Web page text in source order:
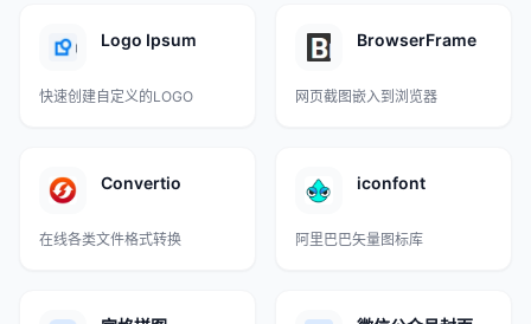
Logo Ipsum
快速创建自定义的LOGO
BrowserFrame
网页截图嵌入到浏览器
Convertio
在线各类文件格式转换
iconfont
阿里巴巴矢量图标库